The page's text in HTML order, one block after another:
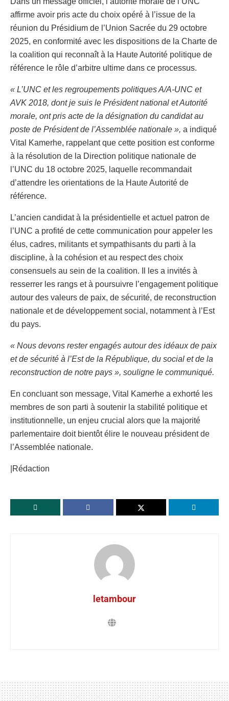
affirme avoir pris acte du choix opéré à l’issue de la
réunion du Présidium de l’Union Sacrée du 29 octobre
2025, en conformité avec les dispositions de la Charte de
la coalition qui reconnaît à la Haute Autorité politique de
référence le rôle d’arbitre ultime dans ce processus.
« L’UNC et les regroupements politiques A/A-UNC et
AVK 2018, dont je suis le Président national et Autorité
morale, ont pris acte de la désignation du candidat au
poste de Président de l’Assemblée nationale », a indiqué
Vital Kamerhe, rappelant que cette position est conforme
à la résolution de la Direction politique nationale de
l’UNC du 18 octobre 2025, laquelle recommandait
d’attendre les orientations de la Haute Autorité de
référence.
L’ancien candidat à la présidentielle et actuel patron de
l’UNC a profité de cette communication pour appeler les
élus, cadres, militants et sympathisants du parti à la
discipline, à la cohésion et au respect des choix
consensuels au sein de la coalition. Il les a invités à
resserrer les rangs et à poursuivre l’engagement politique
autour des valeurs de paix, de sécurité, de reconstruction
nationale et de développement social, notamment à l’Est
du pays.
« Nous devons rester engagés autour des idéaux de paix
et de sécurité à l’Est de la République, du social et de la
reconstruction de notre pays », souligne le communiqué.
En concluant son message, Vital Kamerhe a exhorté les
membres de son parti à soutenir la stabilité politique et
institutionnelle, un enjeu crucial alors que la majorité
parlementaire doit bientôt élire le nouveau président de
l’Assemblée nationale.
|Rédaction
letambour